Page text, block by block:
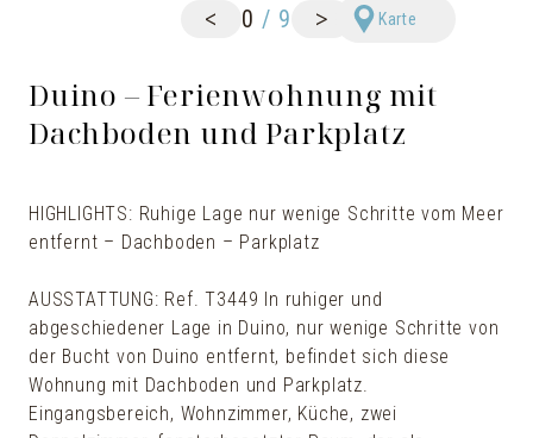
< 0 / 9 > Karte
Duino – Ferienwohnung mit
Dachboden und Parkplatz
HIGHLIGHTS: Ruhige Lage nur wenige Schritte vom Meer
entfernt – Dachboden – Parkplatz
AUSSTATTUNG: Ref. T3449 In ruhiger und
abgeschiedener Lage in Duino, nur wenige Schritte von
der Bucht von Duino entfernt, befindet sich diese
Wohnung mit Dachboden und Parkplatz.
Eingangsbereich, Wohnzimmer, Küche, zwei